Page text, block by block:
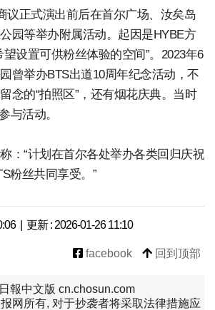
议正式演出前后在首尔广场、汝矣岛
园等举办附属活动。起因是HYBE方
设置可供粉丝体验的空间”。2023年6
曾举办BTS出道10周年纪念活动，不
念的“拍照区”，还有烟花庆典。当时
与活动。
：“计划在首尔各处举办各类回归庆祝
粉丝共同享受。”
| 更新 : 2026-01-26 11:10
facebook 回到顶部
報中文版 cn.chosun.com
网所有, 对于抄袭者将采取法律措施应